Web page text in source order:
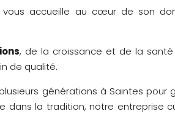
vous accueille au cœur de son
, de la croissance et de la
de qualité.
générations à Saintes pour
dans la tradition, notre entreprise